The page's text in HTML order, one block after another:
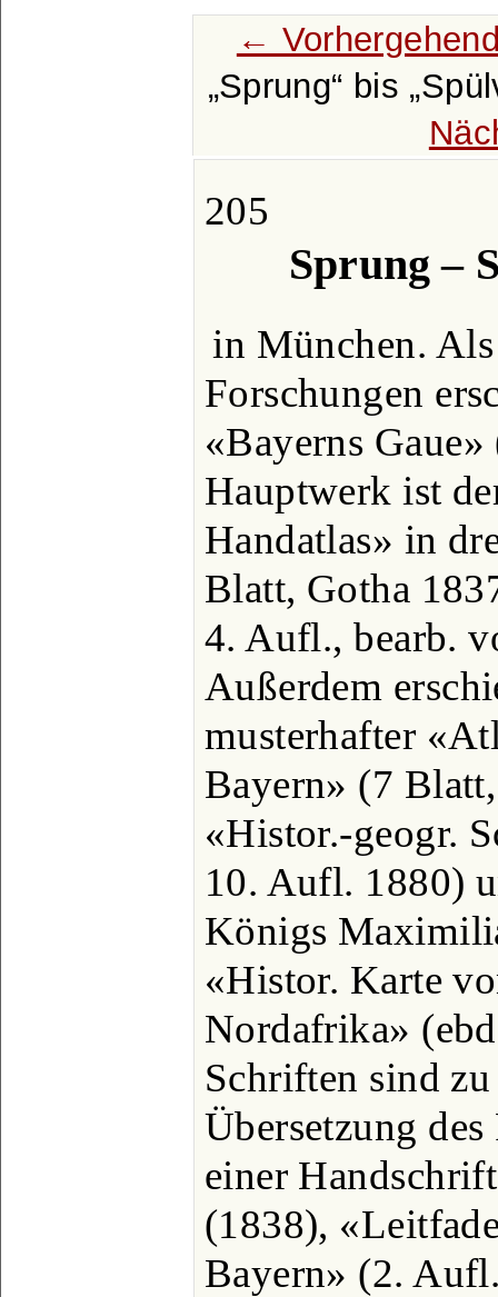
←
Sprung
bis
205
Sprung –
in München.
Forschungen
«Bayerns
Hauptwerk ist
Handatlas» in
Blatt, Gotha
4. Aufl., bearb.
Außerdem
musterhafter
Bayern» (7
«Histor.-geogr.
10. Aufl. 1880)
Königs
«Histor. Karte
Nordafrika»
Schriften sind
Übersetzung
einer
(1838),
Bayern» (2.